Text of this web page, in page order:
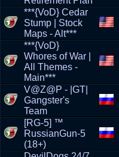
***{VoD} Cedar
Stump | Stock
Maps - Alt***
***{VoD}
Whores of War |
All Themes -
Main***
V@Z@P - |GT|
Gangster's
Team
[RG-5] ™
RussianGun-5
(18+)